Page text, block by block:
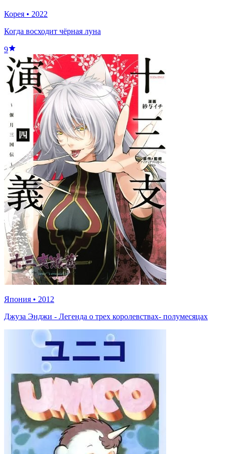
Корея • 2022
Когда восходит чёрная луна
9
Япония • 2012
Джуза Энджи - Легенда о трех королевствах- полумесяцах